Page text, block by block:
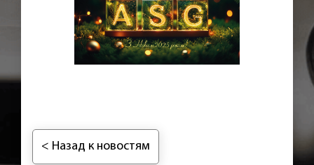
< Назад к новостям